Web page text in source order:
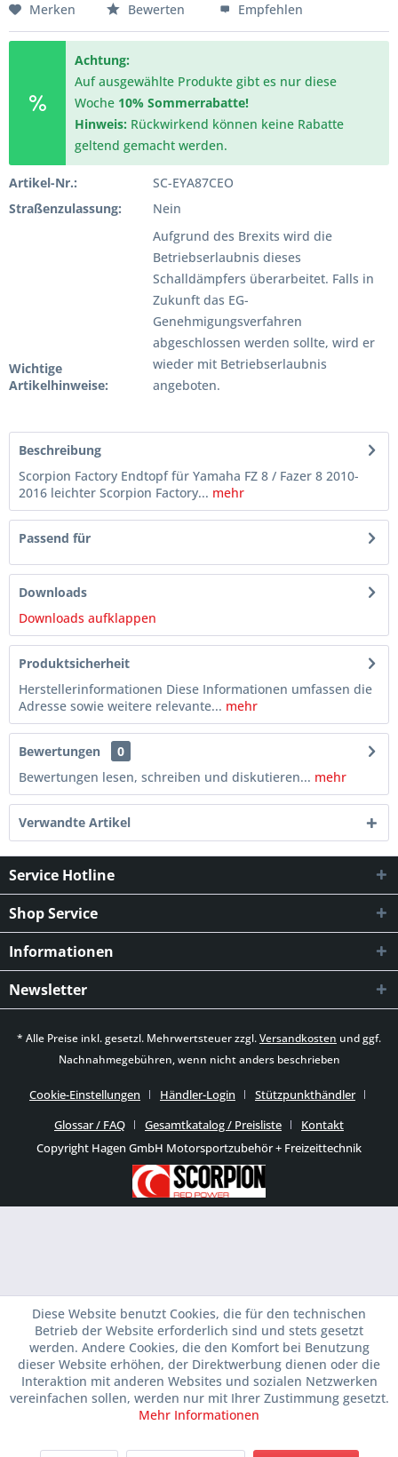
Merken Bewerten Empfehlen
Achtung:
Auf ausgewählte Produkte gibt es nur diese
Woche 10% Sommerrabatte!
Hinweis: Rückwirkend können keine Rabatte
geltend gemacht werden.
Artikel-Nr.:
SC-EYA87CEO
Straßenzulassung:
Nein
Wichtige
Artikelhinweise:
Aufgrund des Brexits wird die
Betriebserlaubnis dieses
Schalldämpfers überarbeitet. Falls in
Zukunft das EG-
Genehmigungsverfahren
abgeschlossen werden sollte, wird er
wieder mit Betriebserlaubnis
angeboten.
Beschreibung
Scorpion Factory Endtopf für Yamaha FZ 8 / Fazer 8 2010-
2016 leichter Scorpion Factory... mehr
Passend für
Downloads
Downloads aufklappen
Produktsicherheit
Herstellerinformationen Diese Informationen umfassen die
Adresse sowie weitere relevante... mehr
Bewertungen
0
Bewertungen lesen, schreiben und diskutieren... mehr
Verwandte Artikel
Service Hotline
Shop Service
Informationen
Newsletter
* Alle Preise inkl. gesetzl. Mehrwertsteuer zzgl.Versandkosten und ggf.
Nachnahmegebühren, wenn nicht anders beschrieben
Cookie-Einstellungen Händler-Login
Stützpunkthändler
Glossar / FAQ
Gesamtkatalog / Preisliste
Kontakt
Copyright Hagen GmbH Motorsportzubehör + Freizeittechnik
Diese Website benutzt Cookies, die für den technischen
Betrieb der Website erforderlich sind und stets gesetzt
werden. Andere Cookies, die den Komfort bei Benutzung
dieser Website erhöhen, der Direktwerbung dienen oder die
Interaktion mit anderen Websites und sozialen Netzwerken
vereinfachen sollen, werden nur mit Ihrer Zustimmung gesetzt.
Mehr Informationen